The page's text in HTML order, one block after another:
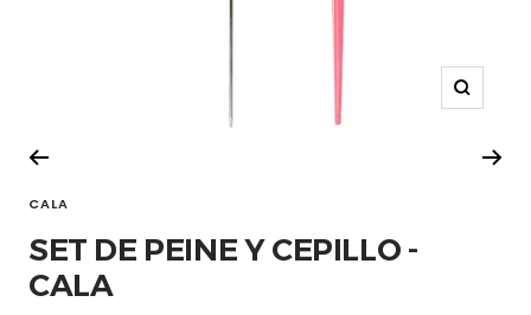
Zoom
CALA
SET DE PEINE Y CEPILLO -
CALA